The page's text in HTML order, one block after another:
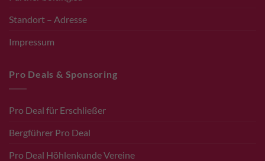
Standort – Adresse
Impressum
Pro Deals & Sponsoring
Pro Deal für Erschließer
Bergführer Pro Deal
Pro Deal Höhlenkunde Vereine